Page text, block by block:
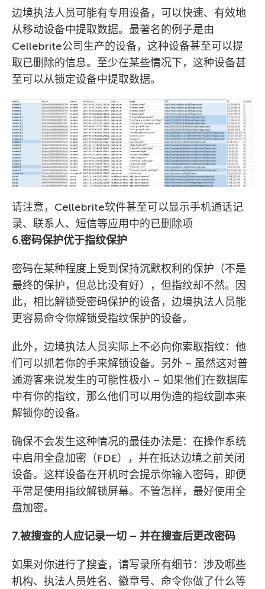
边境执法人员可能有专用设备，可以快速、有效地
从移动设备中提取数据。最著名的例子是由
Cellebrite公司生产的设备，这种设备甚至可以提
取已删除的信息。至少在某些情况下，这种设备甚
至可以从锁定设备中提取数据。
请注意，Cellebrite软件甚至可以显示手机通话记
录、联系人、短信等应用中的已删除项
6.密码保护优于指纹保护
密码在某种程度上受到保持沉默权利的保护（不是
最终的保护，但总比没有好），但指纹却不然。因
此，相比解锁受密码保护的设备，边境执法人员能
更容易命令你解锁受指纹保护的设备。
此外，边境执法人员实际上不必向你索取指纹：他
们可以抓着你的手来解锁设备。另外 – 虽然这对普
通游客来说发生的可能性极小 – 如果他们在数据库
中有你的指纹，那么他们可以用伪造的指纹副本来
解锁你的设备。
确保不会发生这种情况的最佳办法是：在操作系统
中启用全盘加密（FDE），并在抵达边境之前关闭
设备。这样设备在开机时会提示你输入密码，即便
平常是使用指纹解锁屏幕。不管怎样，最好使用全
盘加密。
7.被搜查的人应记录一切 – 并在搜查后更改密码
如果对你进行了搜查，请写录所有细节：涉及哪些
机构、执法人员姓名、徽章号、命令你做了什么等